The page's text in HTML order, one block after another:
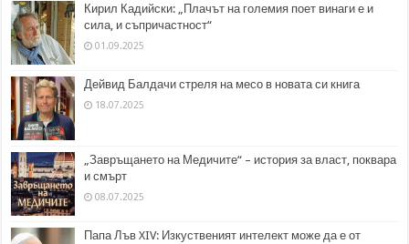
Кирил Кадийски: „Плачът на големия поет винаги е и
сила, и съпричастност“
01.09.2025
Дейвид Балдачи стреля на месо в новата си книга
18.07.2025
„Завръщането на Медичите“ – история за власт, поквара
и смърт
08.07.2025
Папа Лъв XIV: Изкуственият интелект може да е от